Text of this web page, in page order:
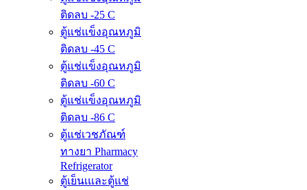
ติดลบ -25 C
ตู้แช่แข็งอุณหภูมิ
ติดลบ -45 C
ตู้แช่แข็งอุณหภูมิ
ติดลบ -60 C
ตู้แช่แข็งอุณหภูมิ
ติดลบ -86 C
ตู้แช่เวชภัณฑ์
ทางยา Pharmacy
Refrigerator
ตู้เย็นเและตู้แช่